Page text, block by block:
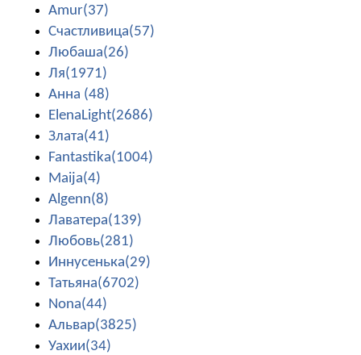
Amur(37)
Счастливица(57)
Любаша(26)
Ля(1971)
Анна (48)
ElenaLight(2686)
Злата(41)
Fantastika(1004)
Maija(4)
Algenn(8)
Лаватера(139)
Любовь(281)
Иннусенька(29)
Татьяна(6702)
Nona(44)
Альвар(3825)
Уахии(34)